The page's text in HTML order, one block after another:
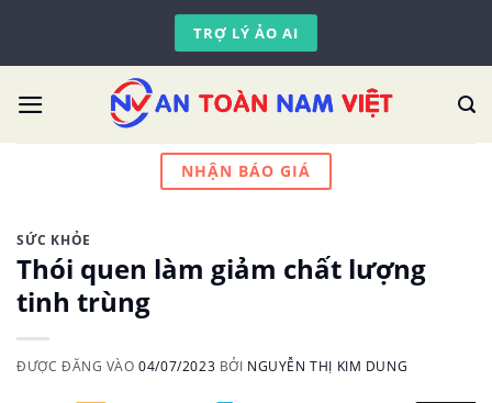
content
TRỢ LÝ ẢO AI
NHẬN BÁO GIÁ
SỨC KHỎE
Thói quen làm giảm chất lượng
tinh trùng
ĐƯỢC ĐĂNG VÀO04/07/2023 BỞI NGUYỄN THỊ KIM DUNG